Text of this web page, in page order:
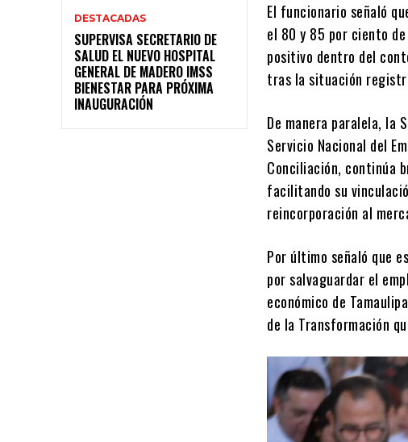
DESTACADAS
SUPERVISA SECRETARIO DE
SALUD EL NUEVO HOSPITAL
GENERAL DE MADERO IMSS
BIENESTAR PARA PRÓXIMA
INAUGURACIÓN
El funcionario señaló
el 80 y 85 por ciento
positivo dentro del
tras la situación
De manera paralela, la
Servicio Nacional del
Conciliación, continúa
facilitando su
reincorporación al
Por último señaló que
por salvaguardar el
económico de
de la Transformación